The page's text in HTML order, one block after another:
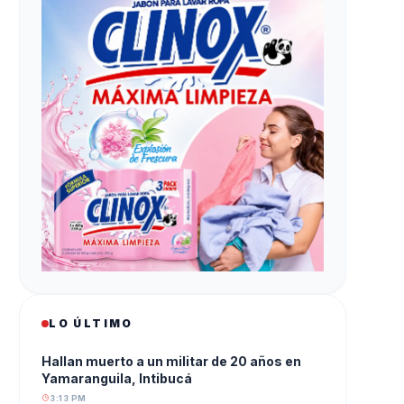
LO ÚLTIMO
Hallan muerto a un militar de 20 años en
Yamaranguila, Intibucá
3:13 PM